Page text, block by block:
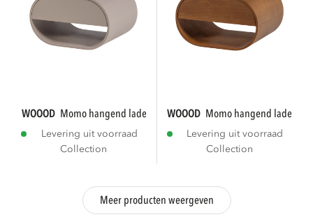
WOOOD momo hangend ladekast/nachtkastje...
Levering uit voorraad
Collection
WOOOD momo hangend
Levering uit voorraad
Collection
Meer producten weergeven